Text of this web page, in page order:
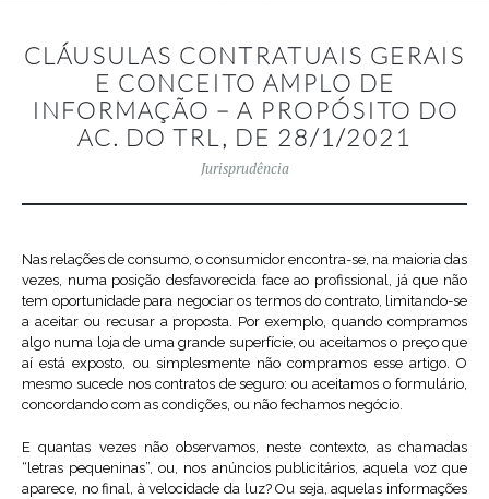
CLÁUSULAS CONTRATUAIS GERAIS
E CONCEITO AMPLO DE
INFORMAÇÃO – A PROPÓSITO DO
AC. DO TRL, DE 28/1/2021
Jurisprudência
Nas relações de consumo, o consumidor encontra-se, na maioria das
vezes, numa posição desfavorecida face ao profissional, já que não
tem oportunidade para negociar os termos do contrato, limitando-se
a aceitar ou recusar a proposta. Por exemplo, quando compramos
algo numa loja de uma grande superfície, ou aceitamos o preço que
aí está exposto, ou simplesmente não compramos esse artigo. O
mesmo sucede nos contratos de seguro: ou aceitamos o formulário,
concordando com as condições, ou não fechamos negócio.
E quantas vezes não observamos, neste contexto, as chamadas
“letras pequeninas”, ou, nos anúncios publicitários, aquela voz que
aparece, no final, à velocidade da luz? Ou seja, aquelas informações